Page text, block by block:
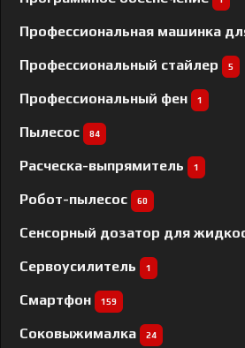
Профессиональная машинка
Профессиональный cтайлер 5
Профессиональный фен 1
Пылесос 84
Расческа-выпрямитель 1
Робот-пылесос 60
Сенсорный дозатор для
Сервоусилитель 1
Смартфон 159
Соковыжималка 24